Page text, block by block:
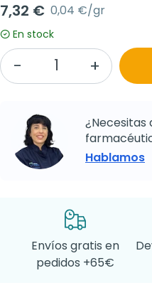
7,32 € 0,04 €/gr
En stock
¿Necesitas
Hablamos
Envíos gratis en
pedidos +65€